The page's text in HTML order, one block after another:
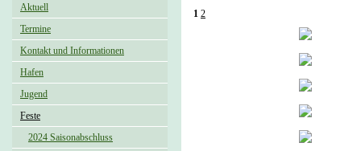
Aktuell
Termine
Kontakt und Informationen
Hafen
Jugend
Feste
2024 Saisonabschluss
1 2